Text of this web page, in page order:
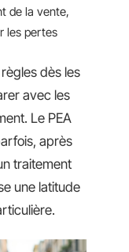
de la vente,
les pertes
dès les
avec les
Le PEA
après
traitement
une latitude